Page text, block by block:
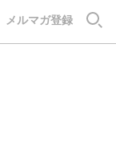
メルマガ登録